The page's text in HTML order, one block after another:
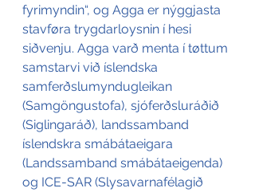
fyrimyndin“, og Agga er nýggjasta
stavføra trygdarloysnin í hesi
siðvenju. Agga varð menta í tøttum
samstarvi við íslendska
samferðslumyndugleikan
(Samgöngustofa), sjóferðsluráðið
(Siglingaráð), landssamband
íslendskra smábátaeigara
(Landssamband smábátaeigenda)
og ICE-SAR (Slysavarnafélagið